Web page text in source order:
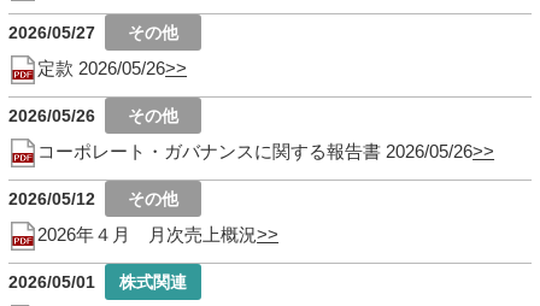
2026/05/27
定款 2026/05/26
2026/05/26
コーポレート・ガバナンスに関する報告書 2026/05/26
2026/05/12
2026年４月 月次売上概況
2026/05/01